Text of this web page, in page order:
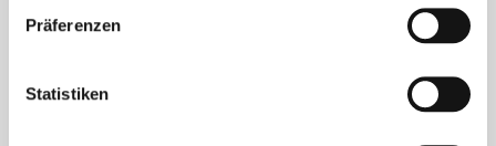
Präferenzen
Statistiken